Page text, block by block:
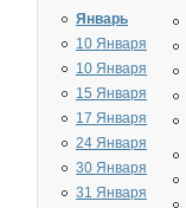
Январь
10 Января
10 Января
15 Января
17 Января
24 Января
30 Января
31 Января